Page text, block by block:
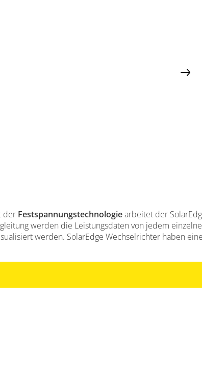
der Festspannungstechnologiearbeitet der
werden die Leistungsdaten von jedem
werden. SolarEdge Wechselrichter haben